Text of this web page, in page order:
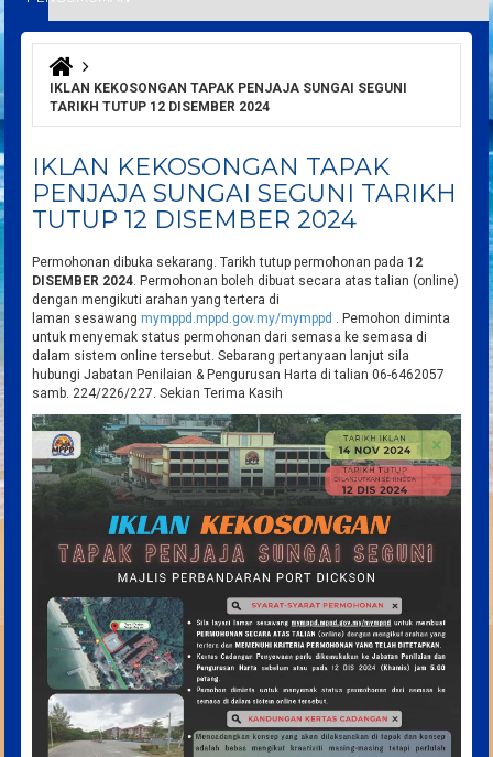
Anda di sini
IKLAN KEKOSONGAN TAPAK PENJAJA SUNGAI SEGUNI
TARIKH TUTUP 12 DISEMBER 2024
IKLAN KEKOSONGAN TAPAK
PENJAJA SUNGAI SEGUNI TARIKH
TUTUP 12 DISEMBER 2024
Permohonan dibuka sekarang. Tarikh tutup permohonan pada 1 2
DISEMBER 2024 . Permohonan boleh dibuat secara atas talian (online)
dengan mengikuti arahan yang tertera di
laman sesawangmymppd.mppd. gov.my/mymppd
. Pemohon diminta
untuk menyemak status permohonan dari semasa ke semasa di
dalam sistem online tersebut. Sebarang pertanyaan lanjut sila
hubungi Jabatan Penilaian & Pengurusan Harta di talian 06-6462057
samb. 224/226/227. Sekian Terima Kasih